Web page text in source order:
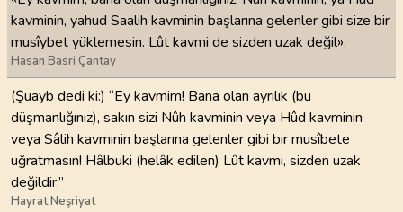
kavminin, yahud Saalih kavminin başlarına gelenler gibi size bir
musîybet yüklemesin. Lût kavmi de sizden uzak değil».
Hasan Basri Çantay
(Şuayb dedi ki:) “Ey kavmim! Bana olan ayrılık (bu
düşmanlığınız), sakın sizi Nûh kavminin veya Hûd kavminin
veya Sâlih kavminin başlarına gelenler gibi bir musîbete
uğratmasın! Hâlbuki (helâk edilen) Lût kavmi, sizden uzak
değildir.”
Hayrat Neşriyat